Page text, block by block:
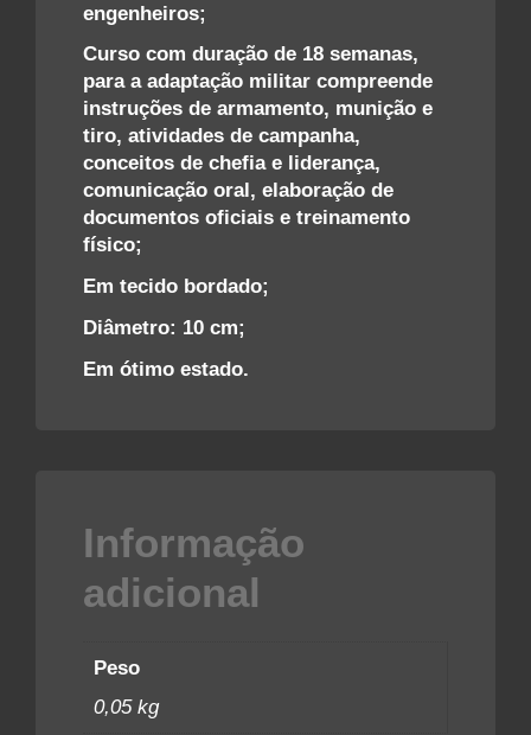
engenheiros;
Curso com duração de 18 semanas,
para a adaptação militar compreende
instruções de armamento, munição e
tiro, atividades de campanha,
conceitos de chefia e liderança,
comunicação oral, elaboração de
documentos oficiais e treinamento
físico;
Em tecido bordado;
Diâmetro: 10 cm;
Em ótimo estado.
Informação
adicional
Peso
0,05 kg